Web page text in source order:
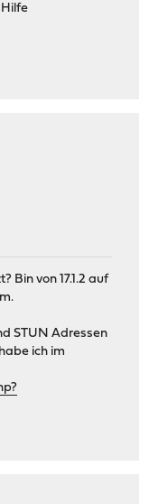
Bin von 17.1.2 auf
STUN Adressen
ich im